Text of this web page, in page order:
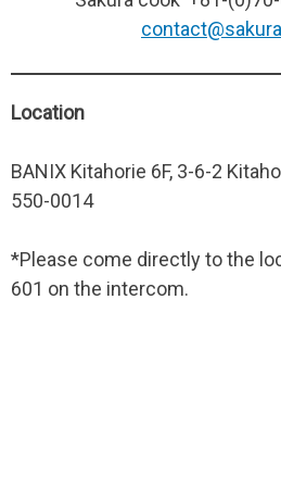
Location
BANIX Kitahorie 6F, 3-6-2
550-0014
*Please come directly to the
601 on the intercom.